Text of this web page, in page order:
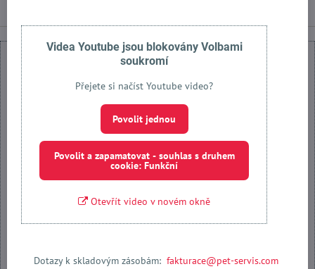
Externí obsah je blokován Volbami soukromí
Přejete si načíst externí obsah?
Povolit a zapamatovat - souhlas s druhem cookie: Funkční
Videa Youtube jsou blokovány Volbami
soukromí
Přejete si načíst Youtube video?
Povolit jednou
Povolit a zapamatovat - souhlas s druhem
cookie: Funkční
Otevřít video v novém okně
Dotazy k skladovým zásobám:fakturace@pet-servis.com